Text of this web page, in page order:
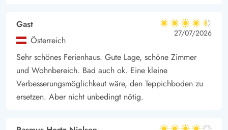
Gast
Österreich
4.5 von 5
4.5 von 5
4.5 out of 5
27/07/2026
Sehr schönes Ferienhaus. Gute Lage, schöne Zimmer
und Wohnbereich. Bad auch ok. Eine kleine
Verbesserungsmöglichkeut wäre, den Teppichboden zu
ersetzen. Aber nicht unbedingt nötig.